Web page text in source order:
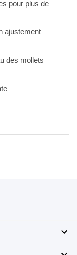
pour plus de
ajustement
des mollets
